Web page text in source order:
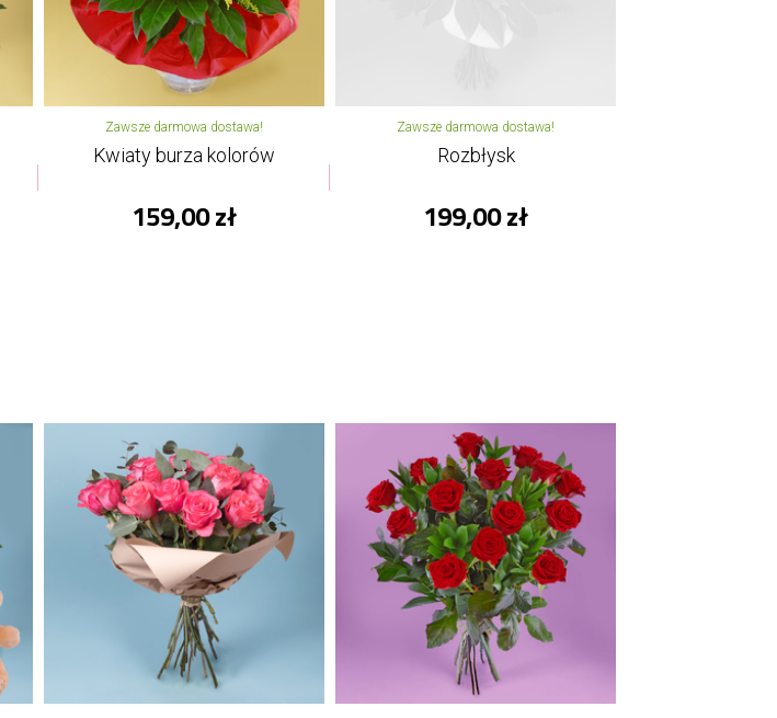
Zawsze darmowa dostawa!
Kwiaty burza kolorów
159,00 zł
Zawsze darmowa dostawa!
Rozbłysk
199,00 zł